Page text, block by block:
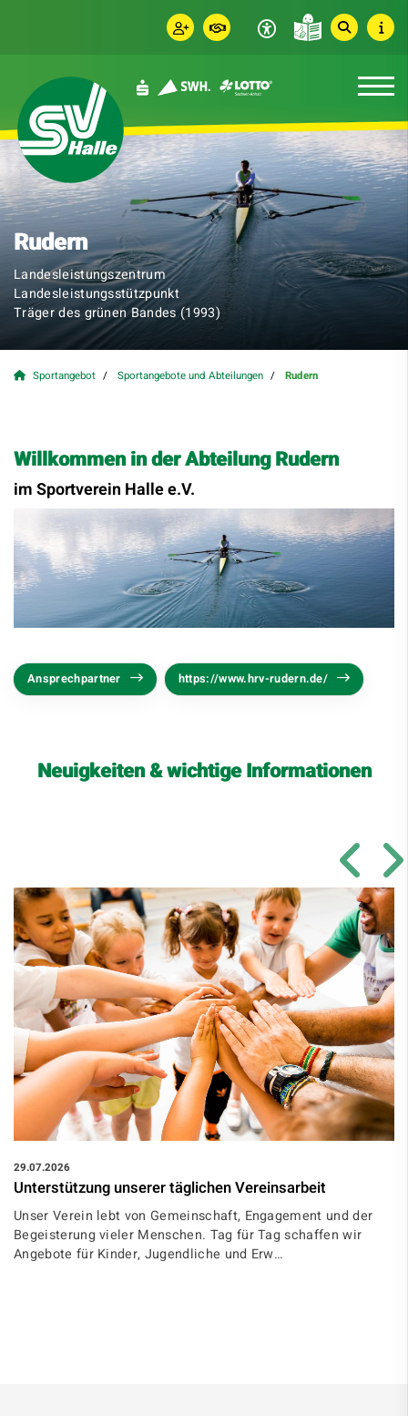
Rudern
Landesleistungszentrum
Landesleistungsstützpunkt
Träger des grünen Bandes (1993)
Sportangebot Sportangebote und Abteilungen Rudern
Willkommen in der Abteilung Rudern
im Sportverein Halle e.V.
Ansprechpartner https://www.hrv-rudern.de/
Neuigkeiten & wichtige Informationen
29.07.2026
Unterstützung unserer täglichen Vereinsarbeit
Unser Verein lebt von Gemeinschaft, Engagement und der
Begeisterung vieler Menschen. Tag für Tag schaffen wir
Angebote für Kinder, Jugendliche und Erw…